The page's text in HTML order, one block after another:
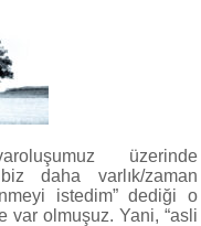
üzerinde
daha varlık/zaman
istedim” dediği o
var olmuşuz. Yani, “asli